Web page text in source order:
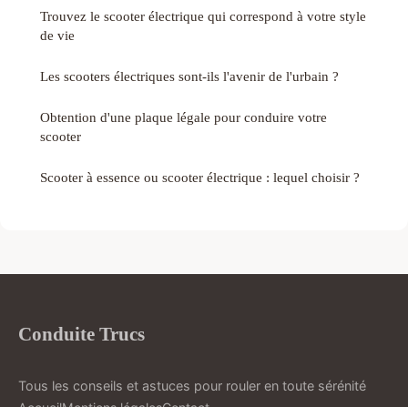
Trouvez le scooter électrique qui correspond à votre style
de vie
Les scooters électriques sont-ils l'avenir de l'urbain ?
Obtention d'une plaque légale pour conduire votre
scooter
Scooter à essence ou scooter électrique : lequel choisir ?
Conduite Trucs
Tous les conseils et astuces pour rouler en toute sérénité